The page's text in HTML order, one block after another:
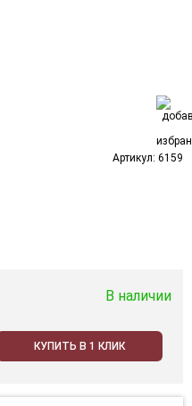
Артикул: 6159
В наличии
КУПИТЬ В 1 КЛИК